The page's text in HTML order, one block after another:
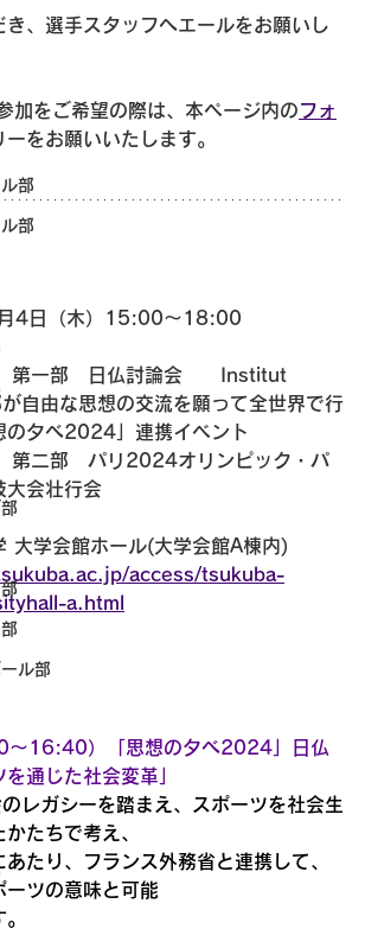
部
部
ル部
き、選手スタッフへエールをお願いし
加をご希望の際は、本ページ内のフォ
をお願いいたします。
4日（木）15:00～18:00
一部　日仏討論会　　Institut
自由な思想の交流を願って全世界で行
の夕べ2024」連携イベント
二部　パリ2024オリンピック・パ
大会壮行会
学会館ホール(大学会館A棟内)
access/tsukuba-
a.html
～16:40）「思想の夕べ2024」日仏
通じた社会変革」
レガシーを踏まえ、スポーツを社会生
たちで考え、
たり、フランス外務省と連携して、
ーツの意味と可能